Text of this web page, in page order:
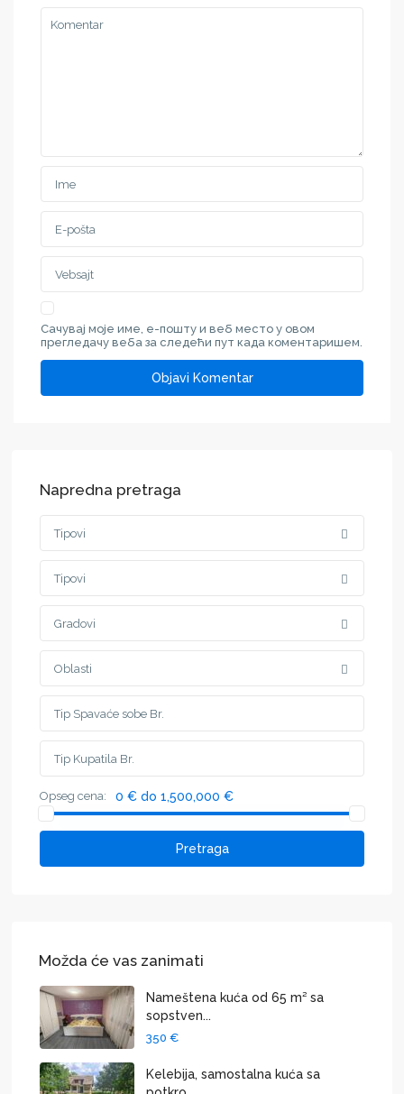
Сачувај моје име, е-пошту и веб место у овом
прегледачу веба за следећи пут када коментаришем.
Napredna pretraga
Tipovi
Tipovi
Gradovi
Oblasti
Opseg cena: 0 € do 1,500,000 €
Pretraga
Možda će vas zanimati
Nameštena kuća od 65 m² sa
sopstven...
350 €
Kelebija, samostalna kuća sa